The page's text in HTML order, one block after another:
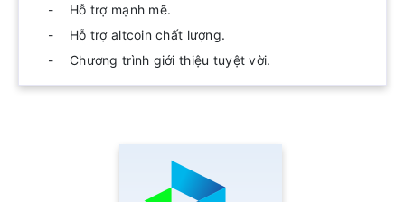
Hỗ trợ mạnh mẽ.
Hỗ trợ altcoin chất lượng.
Chương trình giới thiệu tuyệt vời.